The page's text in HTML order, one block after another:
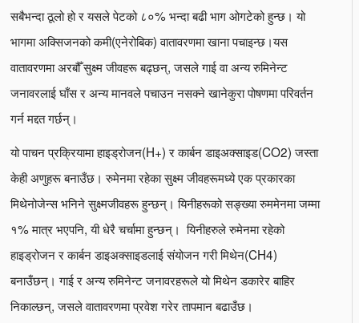
सबैभन्दा ठूलो हो र यसले पेटको ८०% भन्दा बढी भाग ओगटेको हुन्छ। यो
भागमा अक्सिजनको कमी(एनेरोबिक) वातावरणमा खाना पचाइन्छ।यस
वातावरणमा अरबौँ सुक्ष्म जीवहरू बढ्छन्, जसले गाई वा अन्य रुमिनेन्ट
जनावरलाई घाँस र अन्य मानवले पचाउन नसक्ने खानेकुरा पोषणमा परिवर्तन
गर्न मद्दत गर्छन्।
यो पाचन प्रक्रियामा हाइड्रोजन(H+) र कार्बन डाइअक्साइड(CO2) जस्ता
केही अणुहरू बनाउँछ। रुमेनमा रहेका सुक्ष्म जीवहरूमध्ये एक प्रकारका
मिथेनोजेन्स भनिने सुक्ष्मजीवहरू हुन्छन्। यिनीहरूको सङ्ख्या रुममेनमा जम्मा
१% मात्र भएपनि, यी धेरै चर्चामा हुन्छन्। यिनीहरुले रुमेनमा रहेको
हाइड्रोजन र कार्बन डाइअक्साइडलाई संयोजन गरी मिथेन(CH4)
बनाउँछन्। गाई र अन्य रुमिनेन्ट जनावरहरूले यो मिथेन डकारेर बाहिर
निकाल्छन्, जसले वातावरणमा प्रवेश गरेर तापमान बढाउँछ।